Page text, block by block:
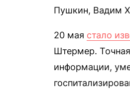
Пушкин, Вадим
20 мая стало
Штермер.
информации,